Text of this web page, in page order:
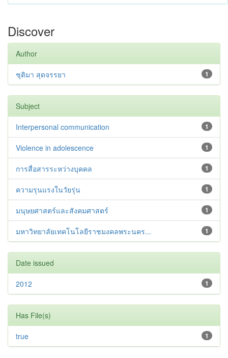
Discover
Author
1
ชุติมา สุดจรรยา
Subject
1
Interpersonal communication
1
Violence in adolescence
1
การสื่อสารระหว่างบุคคล
1
ความรุนแรงในวัยรุ่น
1
มนุษยศาสตร์และสังคมศาสตร์
1
มหาวิทยาลัยเทคโนโลยีราชมงคลพระนคร...
Date issued
1
2012
Has File(s)
1
true